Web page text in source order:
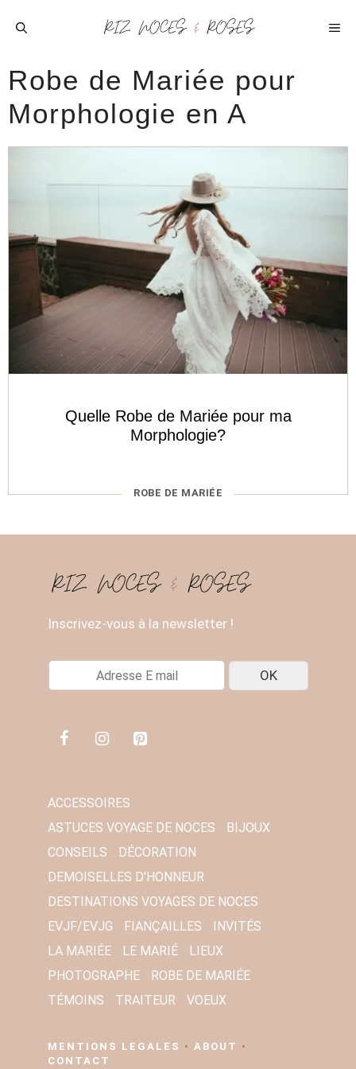
Robe de Mariée pour
Morphologie en A
Quelle Robe de Mariée pour ma
Morphologie?
CATÉGORIES
ROBE DE MARIÉE
Inscrivez-vous à la newsletter !
E
OK
ACCESSOIRES
ASTUCES VOYAGE DE NOCES
BIJOUX
CONSEILS
DÉCORATION
DEMOISELLES D'HONNEUR
DESTINATIONS VOYAGES DE NOCES
EVJF/EVJG
FIANÇAILLES
INVITÉS
LA MARIÉE
LE MARIÉ
LIEUX
PHOTOGRAPHE
ROBE DE MARIÉE
TÉMOINS
TRAITEUR VOEUX
MENTIONS LEGALES • ABOUT •
CONTACT